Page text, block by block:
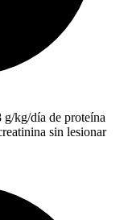
kg/día de proteína
sin lesionar